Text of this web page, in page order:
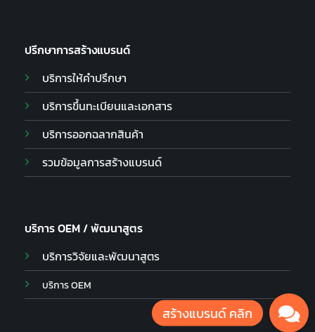
ปรึกษาการสร้างแบรนด์
บริการให้คำปรึกษา
บริการขึ้นทะเบียนและเอกสาร
บริการออกฉลากสินค้า
รวมข้อมูลการสร้างแบรนด์
บริการ OEM / พัฒนาสูตร
บริการวิจัยและพัฒนาสูตร
บริการ OEM